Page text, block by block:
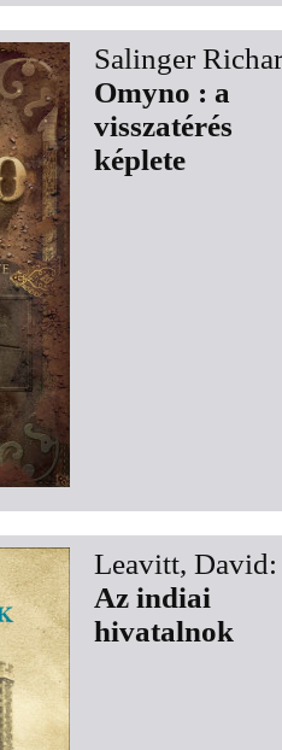
Salinger
Omyno : a
visszatérés
képlete
Leavitt, David:
Az indiai
hivatalnok